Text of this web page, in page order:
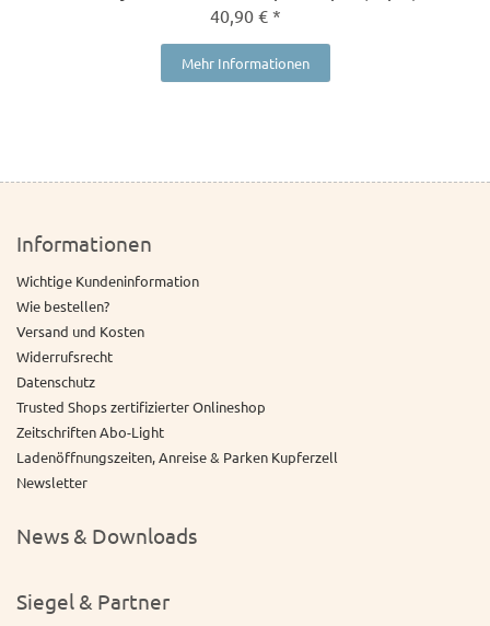
40,90 € *
Mehr Informationen
Informationen
Wichtige Kundeninformation
Wie bestellen?
Versand und Kosten
Widerrufsrecht
Datenschutz
Trusted Shops zertifizierter Onlineshop
Zeitschriften Abo-Light
Ladenöffnungszeiten, Anreise & Parken Kupferzell
Newsletter
News & Downloads
Siegel & Partner